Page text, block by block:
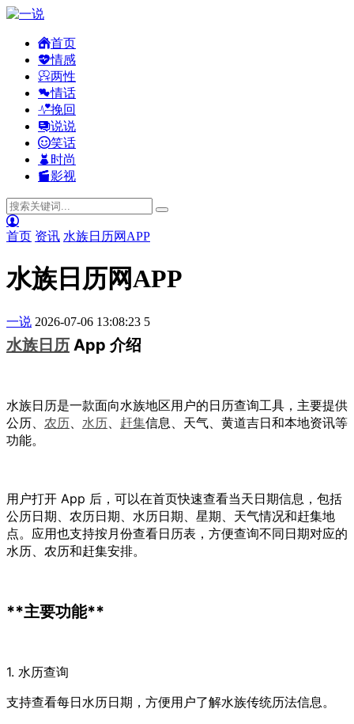
首页
情感
两性
情话
挽回
说说
笑话
时尚
影视
首页 资讯 水族日历网APP
水族日历网APP
一说 2026-07-06 13:08:23 5
水族日历 App 介绍
水族日历是一款面向水族地区用户的日历查询工具，主要提供
公历、 农历 水历 赶集信息、天气、黄道吉日和本地资讯等
功能。
用户打开 App 后，可以在首页快速查看当天日期信息，包括
公历日期、农历日期、水历日期、星期、天气情况和赶集地
点。应用也支持按月份查看日历表，方便查询不同日期对应的
水历、农历和赶集安排。
**主要功能**
1. 水历查询
支持查看每日水历日期，方便用户了解水族传统历法信息。